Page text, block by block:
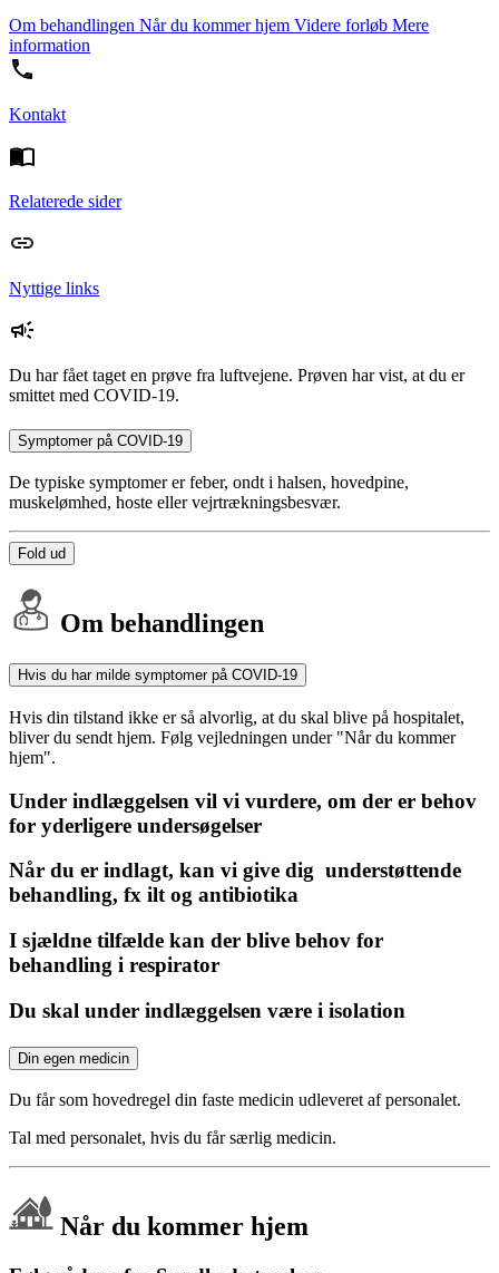
Om behandlingen Når du kommer hjem Videre forløb Mere
information
Kontakt
Relaterede sider
Nyttige links
Du har fået taget en prøve fra luftvejene. Prøven har vist, at du er
smittet med COVID-19.
Symptomer på COVID-19
De typiske symptomer er feber, ondt i halsen, hovedpine,
muskelømhed, hoste eller vejrtrækningsbesvær.
Fold ud
Om behandlingen
Hvis du har milde symptomer på COVID-19
Hvis din tilstand ikke er så alvorlig, at du skal blive på hospitalet,
bliver du sendt hjem. Følg vejledningen under "Når du kommer
hjem".
Under indlæggelsen vil vi vurdere, om der er behov
for yderligere undersøgelser
Når du er indlagt, kan vi give dig understøttende
behandling, fx ilt og antibiotika
I sjældne tilfælde kan der blive behov for
behandling i respirator
Du skal under indlæggelsen være i isolation
Din egen medicin
Du får som hovedregel din faste medicin udleveret af personalet.
Tal med personalet, hvis du får særlig medicin.
Når du kommer hjem